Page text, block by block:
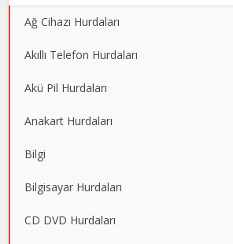
Ağ Cihazı Hurdaları
Akıllı Telefon Hurdaları
Akü Pil Hurdaları
Anakart Hurdaları
Bilgi
Bilgisayar Hurdaları
CD DVD Hurdaları